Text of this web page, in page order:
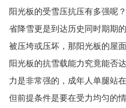
阳光板的受雪压抗压有多强呢
省降雪更是到达历史同时期期
被压垮或压坏，那阳光板的屋
阳光板的抗雪载能力究竟能否
力是非常强的，成年人单腿站
但前提条件是要在受力均匀的情